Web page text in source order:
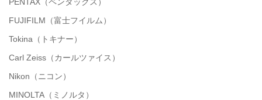
FUJIFILM（富士フイルム）
Tokina（トキナー）
Carl Zeiss（カールツァイス）
Nikon（ニコン）
MINOLTA（ミノルタ）